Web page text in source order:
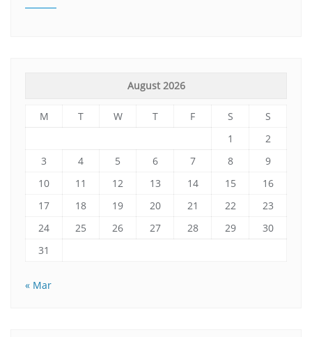
August 2026
M T W T F S
S
1
2
3
4 5 6 7 8
9
10
11 12 13 14 15
16
17
18 19 20 21 22
23
24
25 26 27 28 29
30
31
« Mar